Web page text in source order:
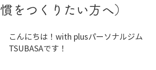
慣をつくりたい方へ）
こんにちは！with plusパーソナルジム
TSUBASAです！